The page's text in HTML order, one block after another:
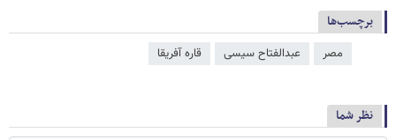
برچسب‌ها
مصر عبدالفتاح سیسی قاره آفریقا
نظر شما